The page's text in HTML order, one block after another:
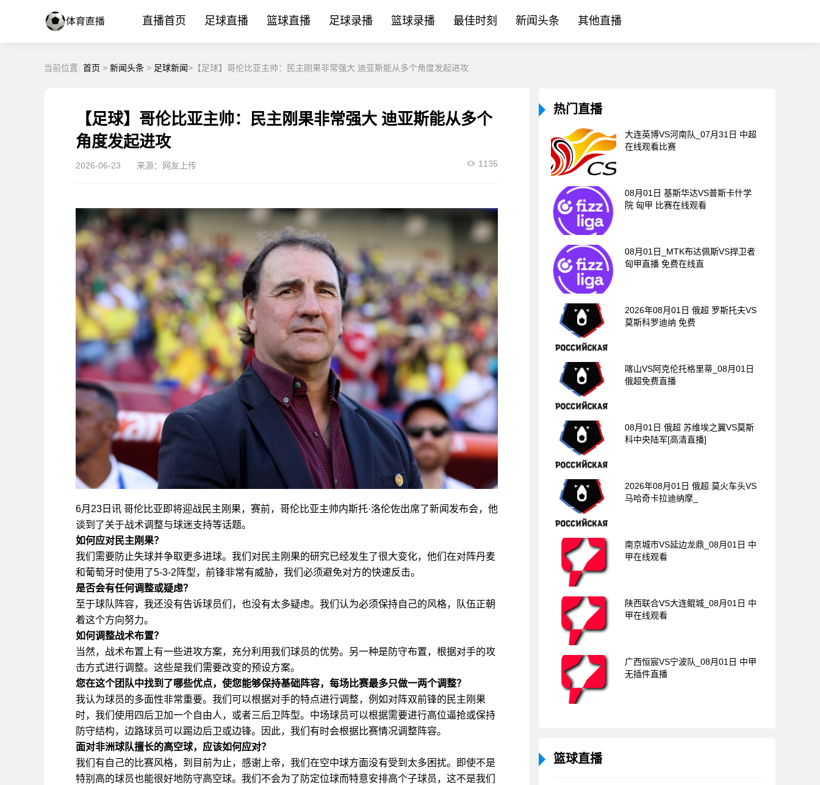
直播首页 足球直播 篮球直播 足球录播 篮球录播 最佳时刻 新闻头条 其他直播
当前位置: 首页 > 新闻头条 > 足球新闻>【足球】哥伦比亚主帅：民主刚果非常强大 迪亚斯能从多个角度发起进攻
【足球】哥伦比亚主帅：民主刚果非常强大 迪亚斯能从多个
角度发起进攻
2026-06-23 来源：网友上传 1135
6月23日讯 哥伦比亚即将迎战民主刚果，赛前，哥伦比亚主帅内斯托·洛伦佐出席了新闻发布会，他
谈到了关于战术调整与球迷支持等话题。
如何应对民主刚果？
我们需要防止失球并争取更多进球。我们对民主刚果的研究已经发生了很大变化，他们在对阵丹麦
和葡萄牙时使用了5-3-2阵型，前锋非常有威胁，我们必须避免对方的快速反击。
是否会有任何调整或疑虑？
至于球队阵容，我还没有告诉球员们，也没有太多疑虑。我们认为必须保持自己的风格，队伍正朝
着这个方向努力。
如何调整战术布置？
当然，战术布置上有一些进攻方案，充分利用我们球员的优势。另一种是防守布置，根据对手的攻
击方式进行调整。这些是我们需要改变的预设方案。
您在这个团队中找到了哪些优点，使您能够保持基础阵容，每场比赛最多只做一两个调整？
我认为球员的多面性非常重要。我们可以根据对手的特点进行调整，例如对阵双前锋的民主刚果
时，我们使用四后卫加一个自由人，或者三后卫阵型。中场球员可以根据需要进行高位逼抢或保持
防守结构，边路球员可以踢边后卫或边锋。因此，我们有时会根据比赛情况调整阵容。
面对非洲球队擅长的高空球，应该如何应对？
我们有自己的比赛风格，到目前为止，感谢上帝，我们在空中球方面没有受到太多困扰。即使不是
特别高的球员也能很好地防守高空球。我们不会为了防定位球而特意安排高个子球员，这不是我们
热门直播
大连英博VS河南队_07月31日 中超
在线观看比赛
08月01日 基斯华达VS普斯卡什学
院 匈甲 比赛在线观看
08月01日_MTK布达佩斯VS捍卫者
匈甲直播 免费在线直
2026年08月01日 俄超 罗斯托夫VS
莫斯科罗迪纳 免费
喀山VS阿克伦托格里蒂_08月01日
俄超免费直播
08月01日 俄超 苏维埃之翼VS莫斯
科中央陆军[高清直播]
2026年08月01日 俄超:莫火车头VS
马哈奇卡拉迪纳摩_
南京城市VS延边龙鼎_08月01日 中
甲在线观看
陕西联合VS大连鲲城_08月01日 中
甲在线观看
广西恒宸VS宁波队_08月01日 中甲
无插件直播
篮球直播